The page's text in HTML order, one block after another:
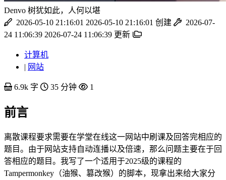
Denvo 树犹如此，人何以堪
2026-05-10 21:16:01 2026-05-10 21:16:01 创建
2026-07-
24 11:06:39 2026-07-24 11:06:39 更新
计算机
| 网站
6.9k 字 35 分钟 1
前言
离散课程要求需要在学堂在线这一网站中刷课及回答完相应的
题目。由于网站支持自动连播以及倍速，那么问题主要在于回
答相应的题目。我写了一个适用于2025级的课程的
Tampermonkey（油猴、篡改猴）的脚本，现拿出来给大家分